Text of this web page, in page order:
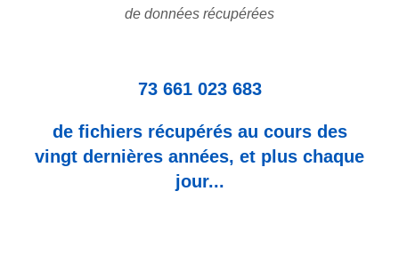
de données récupérées
73 661 023 683
de fichiers récupérés au cours des
vingt dernières années, et plus chaque
jour...